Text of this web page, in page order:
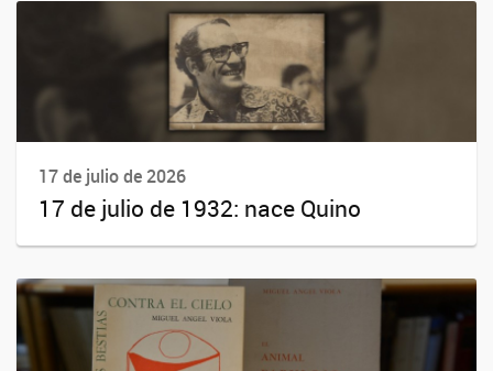
17 de julio de 2026
17 de julio de 1932: nace Quino